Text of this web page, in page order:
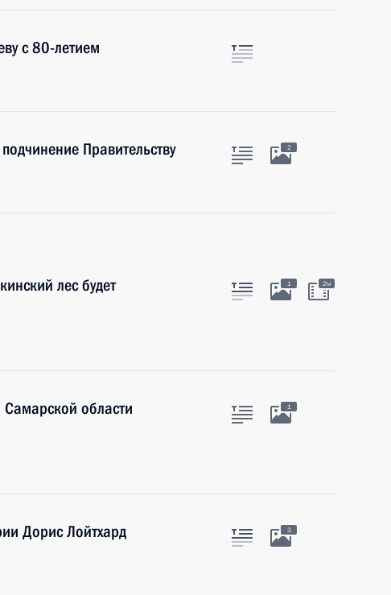
с 80-летием
Правительству 2
лес будет
1 2м
Самарской области
1
Дорис Лойтхард 3